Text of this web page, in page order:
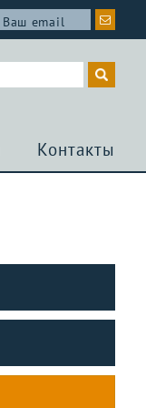
Контакты